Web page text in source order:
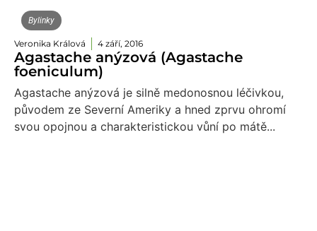
Bylinky
Veronika Králová 4 září, 2016
Agastache anýzová (Agastache
foeniculum)
Agastache anýzová je silně medonosnou léčivkou,
původem ze Severní Ameriky a hned zprvu ohromí
svou opojnou a charakteristickou vůní po mátě...